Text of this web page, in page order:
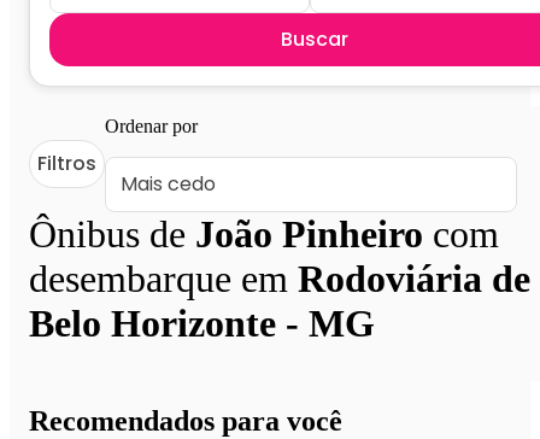
Buscar
Ônibus de João Pinheiro com
desembarque em Rodoviária de
Belo Horizonte - MG
Filtros
Ordenar por
Recomendados para você